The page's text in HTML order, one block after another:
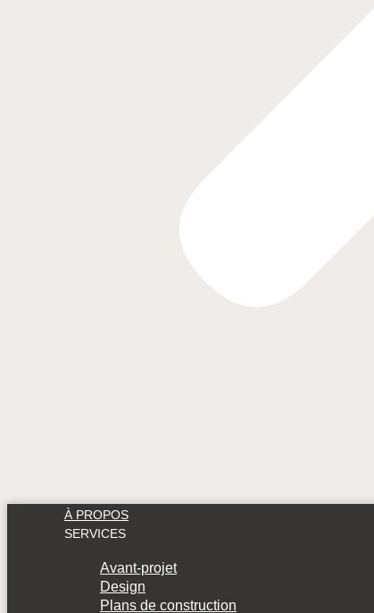
À PROPOS
SERVICES
Avant-projet
Design
Plans de construction